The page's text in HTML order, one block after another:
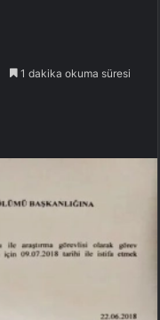
1 dakika okuma süresi